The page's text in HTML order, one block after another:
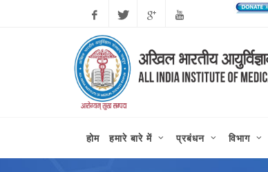
FacebookTwitter
Plus
होम हमारे बारे में प्रबंधन विभाग